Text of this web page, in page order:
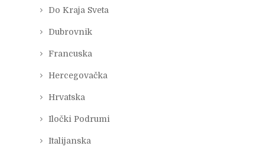
Do Kraja Sveta
Dubrovnik
Francuska
Hercegovačka
Hrvatska
Iločki Podrumi
Italijanska